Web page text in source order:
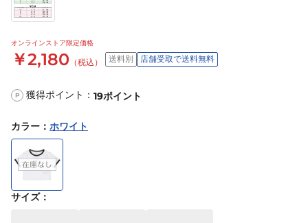
オンラインストア限定価格
￥2,180 （税込） 送料別 店舗受取で送料無料
P 獲得ポイント： 19ポイント
カラー ： ホワイト
サイズ：